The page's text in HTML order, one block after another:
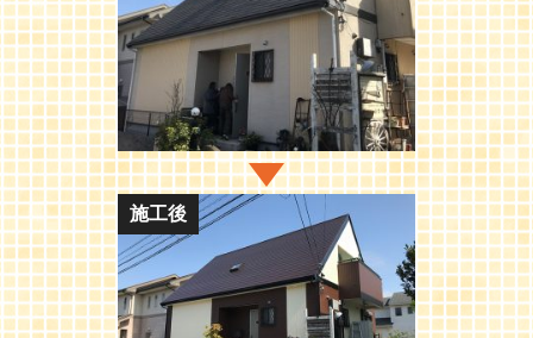
施工後